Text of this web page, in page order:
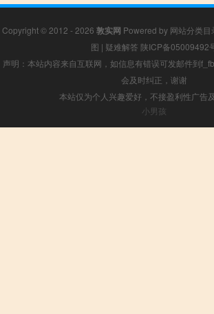
Copyright © 2012 - 2026 敦实网 Powered by 网站分类目
图 | 疑难解答 陕ICP备05009492
声明：本站内容来自互联网，如信息有错误可发邮件到
会及时纠正，谢谢
本站仅为个人兴趣爱好，不接盈利性广告
小男孩